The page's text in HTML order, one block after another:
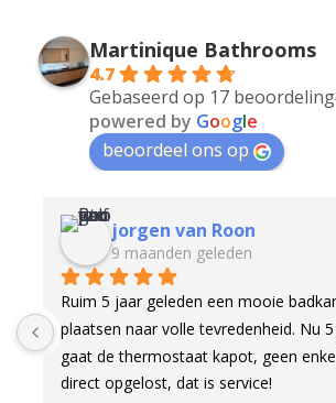
Martinique Bathrooms
4.7
Gebaseerd op 17
powered by Google
beoordeel ons op
laten
Nu 5 jaar later
enkel probleem
Robert
10 maanden
Onze nieuwe
door Martijn, en
gebleken. Het
showroom konden